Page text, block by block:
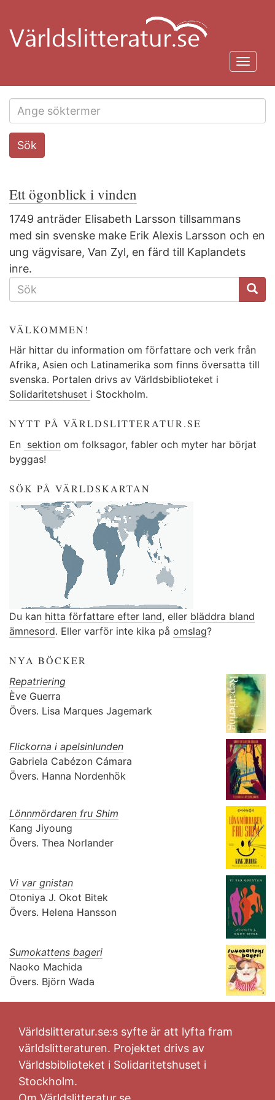
huvudinnehåll
Search
this
Sök
Ett ögonblick i vinden
1749 anträder Elisabeth Larsson tillsammans
med sin svenske make Erik Alexis Larsson och en
ung vägvisare, Van Zyl, en färd till Kaplandets
inre.
SÖKFORMULÄR
VÄLKOMMEN!
Här hittar du information om författare och verk från
Afrika, Asien och Latinamerika som finns översatta till
svenska. Portalen drivs av Världsbiblioteket i
Solidaritetshuset i Stockholm.
NYTT PÅ VÄRLDSLITTERATUR.SE
En sektion om folksagor, fabler och myter har börjat
byggas!
SÖK PÅ VÄRLDSKARTAN
Du kan hitta författare efter land, eller bläddra bland
ämnesord. Eller varför inte kika på omslag?
NYA BÖCKER
Repatriering
Ève Guerra
Övers. Lisa Marques Jagemark
Flickorna i apelsinlunden
Gabriela Cabézon Cámara
Övers. Hanna Nordenhök
Lönnmördaren fru Shim
Kang Jiyoung
Övers. Thea Norlander
Vi var gnistan
Otoniya J. Okot Bitek
Övers. Helena Hansson
Sumokattens bageri
Naoko Machida
Övers. Björn Wada
Världslitteratur.se:s syfte är att lyfta fram
världslitteraturen. Projektet drivs av
Världsbiblioteket i Solidaritetshuset i
Stockholm.